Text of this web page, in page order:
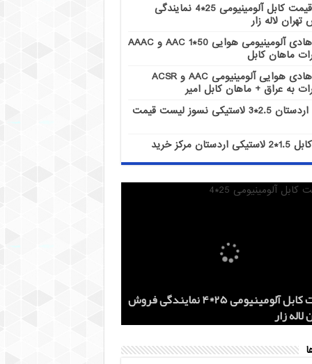
قیمت کابل آلومینیومی 25*4 نمایندگی
لاله زار
هادی آلومینیومی هوایی 50*1 AAC و AAAC
ماهان کابل
هادی هوایی آلومینیومی AAC و ACSR
به عراق + ماهان کابل امیر
کابل اردستان 2.5*3 لاستیکی نسوز لیست قیمت
کابل 1.5*2 لاستیکی اردستان مرکز خرید
قیمت کابل آلومینیومی 25*4 نمایندگی فروش
لاله زار
هادی آلومینیومی هوایی 50*1 AAC و AAAC
ماهان کابل
هادی هوایی آلومینیومی AAC و ACSR
به عراق + ماهان کابل امیر
کابل اردستان 2.5*3 لاستیکی نسوز لیست
روز